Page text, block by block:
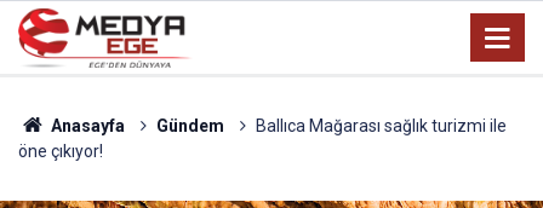
Anasayfa Gündem
Ballıca Mağarası sağlık turizmi ile
öne çıkıyor!